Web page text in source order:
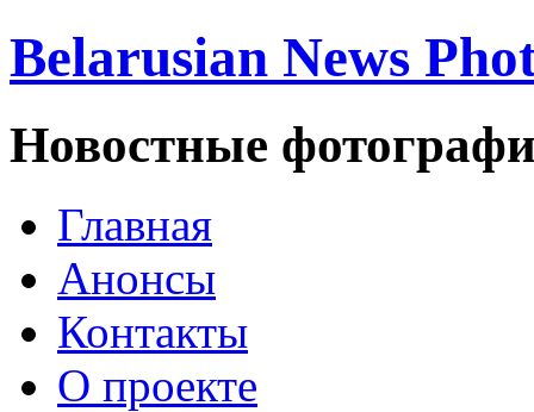
Belarusian News
Новостные
Главная
Анонсы
Контакты
О проекте